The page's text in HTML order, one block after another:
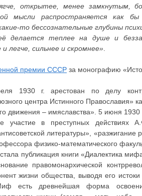
открытее, менее замкнутым,
мысли распространяется как
то бессознательные глубины
делается теплее на душе и
легче, сильнее и скромнее»
премии СССР за монографию
1930 г. арестован по делу
центра Истинного Православия»
движения – имяславства». 5 июня
участие в преступных действиях
литературы»,
физико-математического
публикация книги «Диалектика
правомонархической
жизни общества, выводя его
есть древнейшая форма